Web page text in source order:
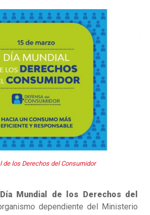
de los Derechos del Consumidor
Día Mundial de los Derechos del
dependiente del Ministerio